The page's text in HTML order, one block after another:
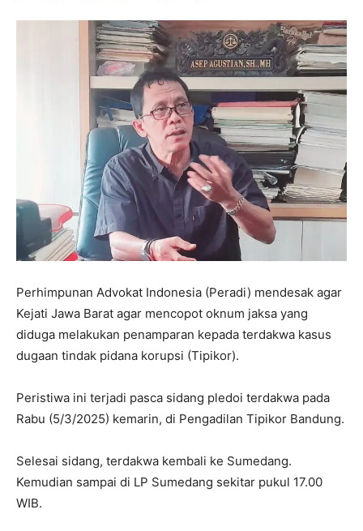
Perhimpunan Advokat Indonesia (Peradi) mendesak agar
Kejati Jawa Barat agar mencopot oknum jaksa yang
diduga melakukan penamparan kepada terdakwa kasus
dugaan tindak pidana korupsi (Tipikor).
Peristiwa ini terjadi pasca sidang pledoi terdakwa pada
Rabu (5/3/2025) kemarin, di Pengadilan Tipikor Bandung.
Selesai sidang, terdakwa kembali ke Sumedang.
Kemudian sampai di LP Sumedang sekitar pukul 17.00
WIB.